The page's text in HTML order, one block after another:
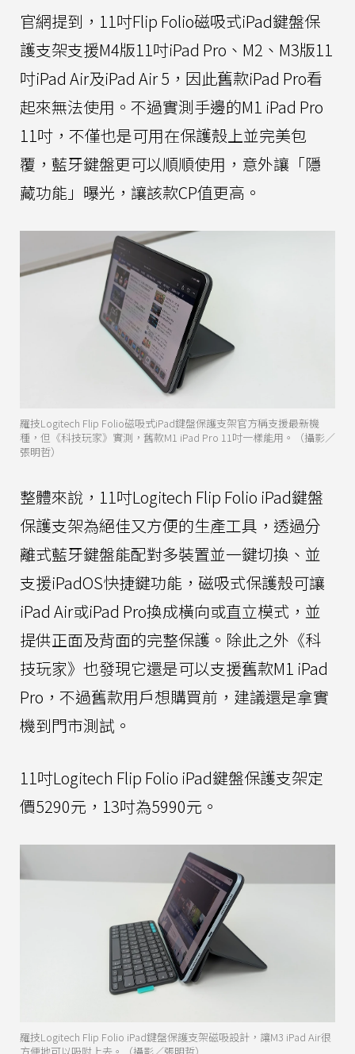
官網提到，11吋Flip Folio磁吸式iPad鍵盤保
護支架支援M4版11吋iPad Pro、M2、M3版11
吋iPad Air及iPad Air 5，因此舊款iPad Pro看
起來無法使用。不過實測手邊的M1 iPad Pro
11吋，不僅也是可用在保護殼上並完美包
覆，藍牙鍵盤更可以順順使用，意外讓「隱
藏功能」曝光，讓該款CP值更高。
羅技Logitech Flip Folio磁吸式iPad鍵盤保護支架官方稱支援最新機
種，但《科技玩家》實測，舊款M1 iPad Pro 11吋一樣能用。（攝影／
張明哲）
整體來說，11吋Logitech Flip Folio iPad鍵盤
保護支架為絕佳又方便的生產工具，透過分
離式藍牙鍵盤能配對多裝置並一鍵切換、並
支援iPadOS快捷鍵功能，磁吸式保護殼可讓
iPad Air或iPad Pro換成橫向或直立模式，並
提供正面及背面的完整保護。除此之外《科
技玩家》也發現它還是可以支援舊款M1 iPad
Pro，不過舊款用戶想購買前，建議還是拿實
機到門市測試。
11吋Logitech Flip Folio iPad鍵盤保護支架定
價5290元，13吋為5990元。
羅技Logitech Flip Folio iPad鍵盤保護支架磁吸設計，讓M3 iPad Air很